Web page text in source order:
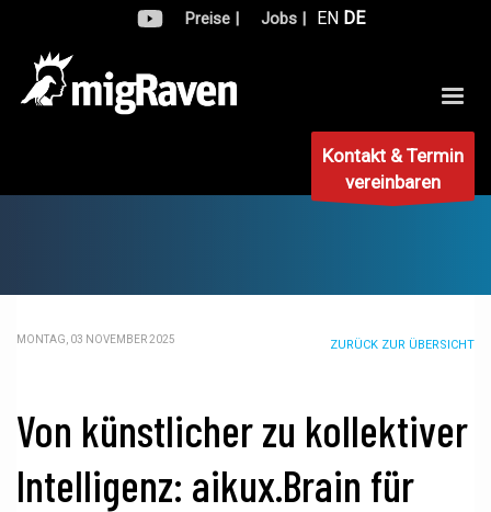
Preise | Jobs | EN DE
Kontakt & Termin
vereinbaren
ZURÜCK ZUR ÜBERSICHT
MONTAG, 03 NOVEMBER 2025
Von künstlicher zu kollektiver
Intelligenz: aikux.Brain für